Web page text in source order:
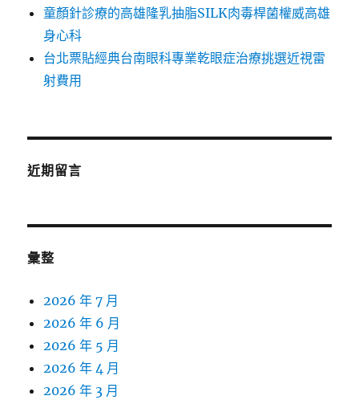
童顏針診療的高雄隆乳抽脂SILK肉毒桿菌權威高雄
身心科
台北票貼經典台南眼科專業乾眼症治療挑選近視雷
射費用
近期留言
彙整
2026 年 7 月
2026 年 6 月
2026 年 5 月
2026 年 4 月
2026 年 3 月